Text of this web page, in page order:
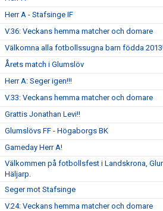
Herr A - Stafsinge IF
V.36: Veckans hemma matcher och domare
Välkomna alla fotbollssugna barn födda
Årets match i Glumslöv
Herr A: Seger igen!!!
V.33: Veckans hemma matcher och domare
Grattis Jonathan Levi!!
Glumslövs FF - Högaborgs BK
Gameday Herr A!
Välkommen på fotbollsfest i Landskrona,
Häljarp.
Seger mot Stafsinge
V.24: Veckans hemma matcher och domare